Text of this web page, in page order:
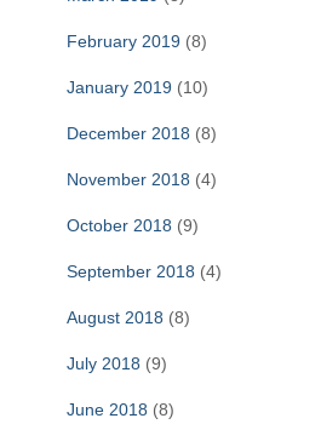
February 2019 (8)
January 2019 (10)
December 2018 (8)
November 2018 (4)
October 2018 (9)
September 2018 (4)
August 2018 (8)
July 2018 (9)
June 2018 (8)